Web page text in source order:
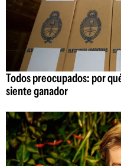
Todos preocupados: por
siente ganador